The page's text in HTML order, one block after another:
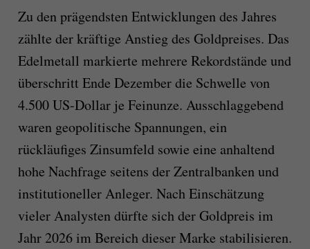
Zu den prägendsten Entwicklungen des Jahres
zählte der kräftige Anstieg des Goldpreises. Das
Edelmetall markierte mehrere Rekordstände und
überschritt Ende Dezember die Schwelle von
4.500 US-Dollar je Feinunze. Ausschlaggebend
waren geopolitische Spannungen, ein
rückläufiges Zinsumfeld sowie eine anhaltend
hohe Nachfrage seitens der Zentralbanken und
institutioneller Anleger. Nach Einschätzung
vieler Analysten dürfte sich der Goldpreis im
Jahr 2026 im Bereich dieser Marke stabilisieren.